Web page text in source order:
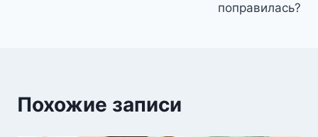
поправилась?
Похожие записи